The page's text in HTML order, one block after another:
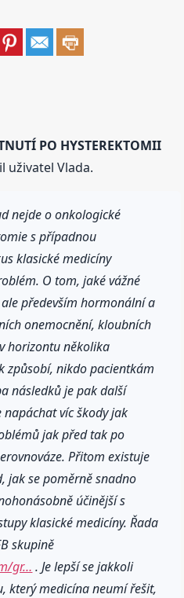
PO HYSTEREKTOMII
uživatel Vlada.
nejde o onkologické
s případnou
klasické medicíny
O tom, jaké vážné
především hormonální a
onemocnění, kloubních
horizontu několika
způsobí, nikdo pacientkám
následků je pak další
víc škody jak
jak před tak po
Přitom existuje
jak se poměrně snadno
účinější s
klasické medicíny. Řada
skupině
gr… . Je lepší se jakkoli
který medicína neumí řešit,